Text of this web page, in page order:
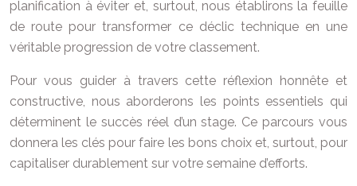
planification à éviter et, surtout, nous établirons la feuille
de route pour transformer ce déclic technique en une
véritable progression de votre classement.
Pour vous guider à travers cette réflexion honnête et
constructive, nous aborderons les points essentiels qui
déterminent le succès réel d’un stage. Ce parcours vous
donnera les clés pour faire les bons choix et, surtout, pour
capitaliser durablement sur votre semaine d’efforts.